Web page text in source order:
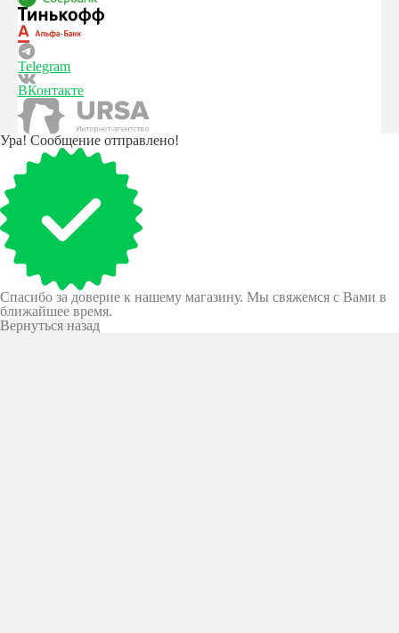
Telegram
ВКонтакте
Ура! Сообщение отправлено!
Спасибо за доверие к нашему магазину. Мы свяжемся с Вами в
ближайшее время.
Вернуться назад